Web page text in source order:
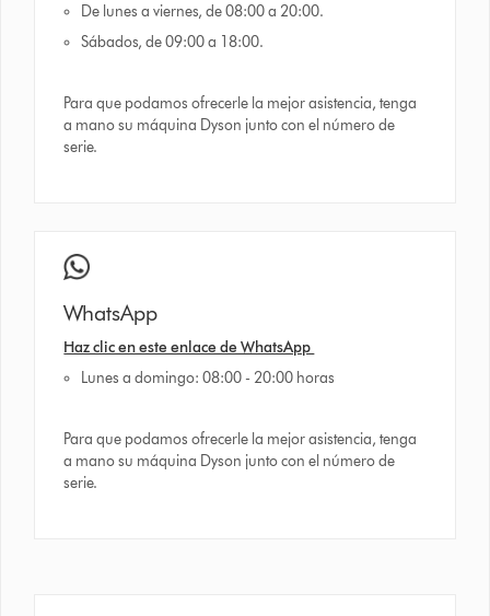
De lunes a viernes, de 08:00 a 20:00.
Sábados, de 09:00 a 18:00.
Para que podamos ofrecerle la mejor asistencia, tenga
a mano su máquina Dyson junto con el número de
serie.
WhatsApp
Haz clic en este enlace de WhatsApp
Lunes a domingo: 08:00 - 20:00 horas
Para que podamos ofrecerle la mejor asistencia, tenga
a mano su máquina Dyson junto con el número de
serie.